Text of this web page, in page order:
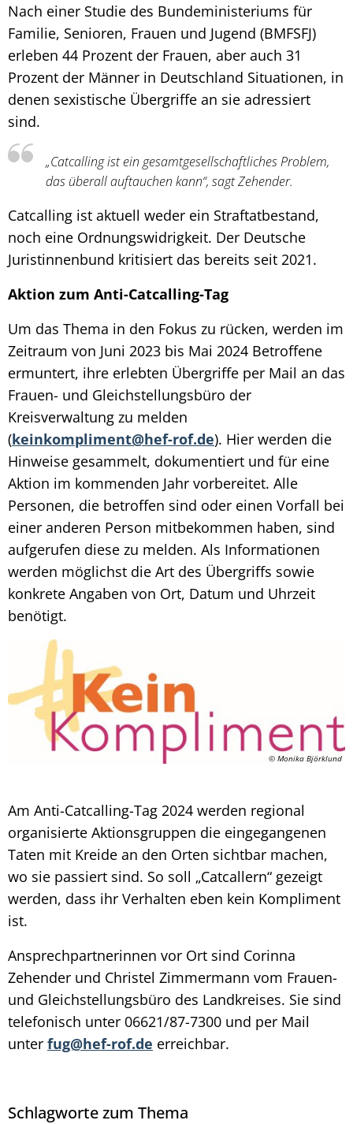
Nach einer Studie des Bundeministeriums für
Familie, Senioren, Frauen und Jugend (BMFSFJ)
erleben 44 Prozent der Frauen, aber auch 31
Prozent der Männer in Deutschland Situationen, in
denen sexistische Übergriffe an sie adressiert
sind.
„Catcalling ist ein gesamtgesellschaftliches Problem,
das überall auftauchen kann“, sagt Zehender.
Catcalling ist aktuell weder ein Straftatbestand,
noch eine Ordnungswidrigkeit. Der Deutsche
Juristinnenbund kritisiert das bereits seit 2021.
Aktion zum Anti-Catcalling-Tag
Um das Thema in den Fokus zu rücken, werden im
Zeitraum von Juni 2023 bis Mai 2024 Betroffene
ermuntert, ihre erlebten Übergriffe per Mail an das
Frauen- und Gleichstellungsbüro der
Kreisverwaltung zu melden
(keinkompliment@hef-rof.de). Hier werden die
Hinweise gesammelt, dokumentiert und für eine
Aktion im kommenden Jahr vorbereitet. Alle
Personen, die betroffen sind oder einen Vorfall bei
einer anderen Person mitbekommen haben, sind
aufgerufen diese zu melden. Als Informationen
werden möglichst die Art des Übergriffs sowie
konkrete Angaben von Ort, Datum und Uhrzeit
benötigt.
© Monika Björklund
Am Anti-Catcalling-Tag 2024 werden regional
organisierte Aktionsgruppen die eingegangenen
Taten mit Kreide an den Orten sichtbar machen,
wo sie passiert sind. So soll „Catcallern“ gezeigt
werden, dass ihr Verhalten eben kein Kompliment
ist.
Ansprechpartnerinnen vor Ort sind Corinna
Zehender und Christel Zimmermann vom Frauen-
und Gleichstellungsbüro des Landkreises. Sie sind
telefonisch unter 06621/87-7300 und per Mail
unter fug@hef-rof.de erreichbar.
Schlagworte zum Thema